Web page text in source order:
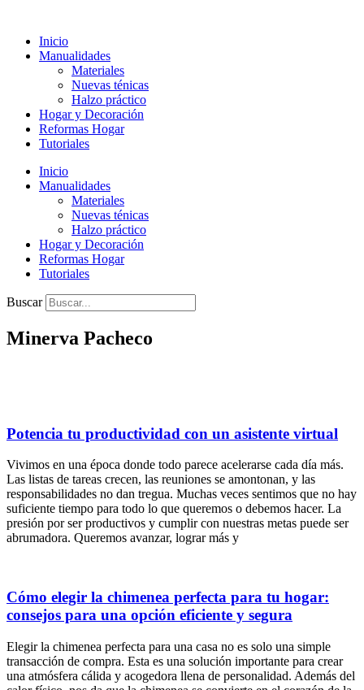
contenido
Inicio
Manualidades
Materiales
Nuevas ténicas
Halzo práctico
Hogar y Decoración
Reformas Hogar
Tutoriales
Inicio
Manualidades
Materiales
Nuevas ténicas
Halzo práctico
Hogar y Decoración
Reformas Hogar
Tutoriales
Buscar
Minerva Pacheco
Potencia tu productividad con un asistente virtual
Vivimos en una época donde todo parece acelerarse cada día más.
Las listas de tareas crecen, las reuniones se amontonan, y las
responsabilidades no dan tregua. Muchas veces sentimos que no hay
suficiente tiempo para todo lo que queremos o debemos hacer. La
presión por ser productivos y cumplir con nuestras metas puede ser
abrumadora. Queremos avanzar, lograr más y
Cómo elegir la chimenea perfecta para tu hogar:
consejos para una opción eficiente y segura
Elegir la chimenea perfecta para una casa no es solo una simple
transacción de compra. Esta es una solución importante para crear
una atmósfera cálida y acogedora llena de personalidad. Además del